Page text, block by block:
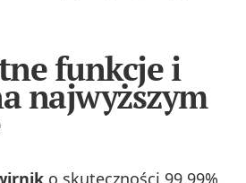
funkcje i
najwyższym